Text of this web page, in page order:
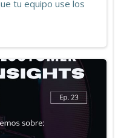
tu equipo use los